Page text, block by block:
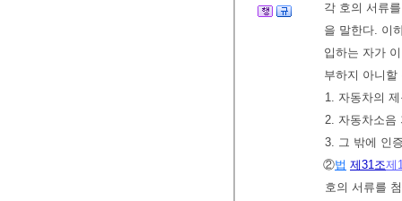
각 호의 서류
을 말한다. 이
입하는 자가
부하지 아니
1. 자동차의
2. 자동차소음
3. 그 밖에 인
②법 제31조제
호의 서류를